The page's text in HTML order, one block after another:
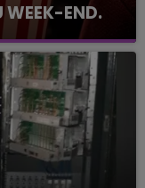
WEEK-END.